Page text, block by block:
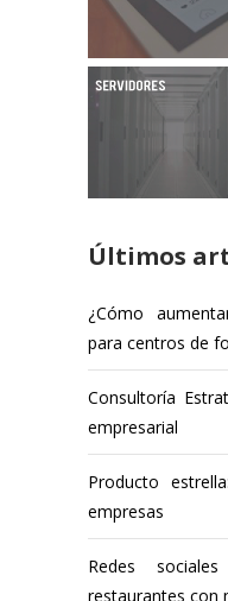
Últimos
¿Cómo
para centros de
Consultoría
empresarial
Producto
empresas
Redes
restaurantes con